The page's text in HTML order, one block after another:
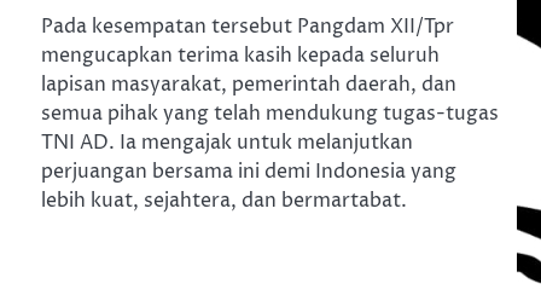
Pada kesempatan tersebut Pangdam XII/Tpr
mengucapkan terima kasih kepada seluruh
lapisan masyarakat, pemerintah daerah, dan
semua pihak yang telah mendukung tugas-tugas
TNI AD. Ia mengajak untuk melanjutkan
perjuangan bersama ini demi Indonesia yang
lebih kuat, sejahtera, dan bermartabat.